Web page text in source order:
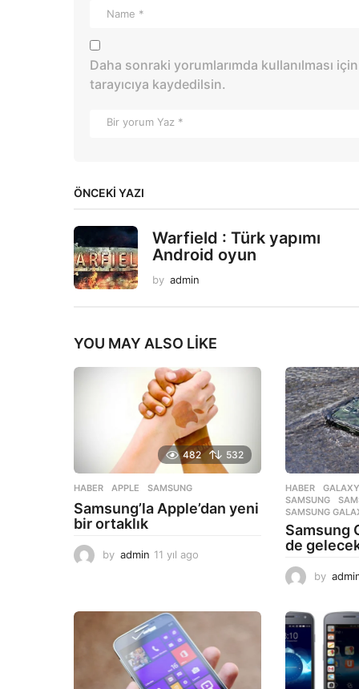
Daha sonraki yorumlarımda kullanılması
tarayıcıya kaydedilsin.
ÖNCEKI YAZI
Warfield : Türk yapımı
Android oyun
by admin
YOU MAY ALSO LIKE
482 532
HABER APPLE ,SAMSUNG
Samsung’la Apple’dan yeni
bir ortaklık
by admin 11 yıl ago
l
o
HABER
SAMSUNG
,
SAMSUNG
Samsung
de
by